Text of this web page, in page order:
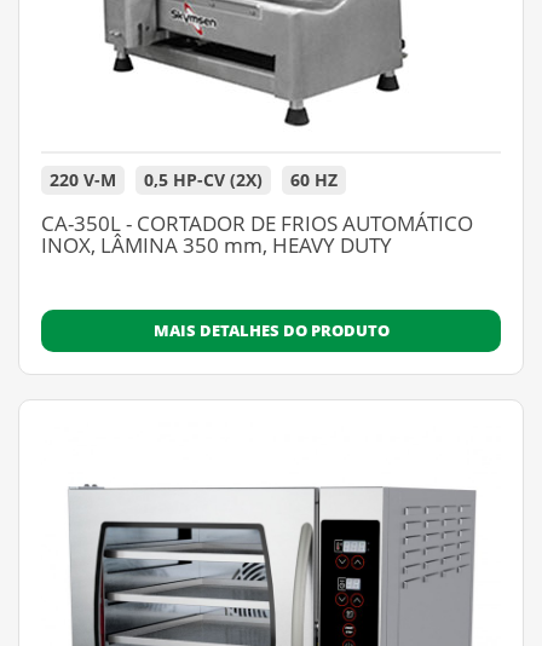
220 V-M 0,5 HP-CV (2X) 60 HZ
CA-350L - CORTADOR DE FRIOS AUTOMÁTICO
INOX, LÂMINA 350 mm, HEAVY DUTY
MAIS DETALHES DO PRODUTO